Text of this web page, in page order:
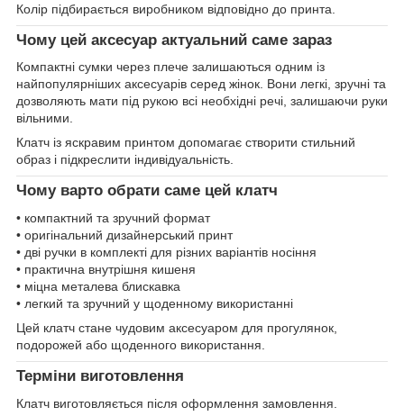
Колір підбирається виробником відповідно до принта.
Чому цей аксесуар актуальний саме зараз
Компактні сумки через плече залишаються одним із
найпопулярніших аксесуарів серед жінок. Вони легкі, зручні та
дозволяють мати під рукою всі необхідні речі, залишаючи руки
вільними.
Клатч із яскравим принтом допомагає створити стильний
образ і підкреслити індивідуальність.
Чому варто обрати саме цей клатч
• компактний та зручний формат
• оригінальний дизайнерський принт
• дві ручки в комплекті для різних варіантів носіння
• практична внутрішня кишеня
• міцна металева блискавка
• легкий та зручний у щоденному використанні
Цей клатч стане чудовим аксесуаром для прогулянок,
подорожей або щоденного використання.
Терміни виготовлення
Клатч виготовляється після оформлення замовлення.